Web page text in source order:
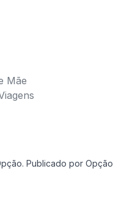
Mãe
Publicado por